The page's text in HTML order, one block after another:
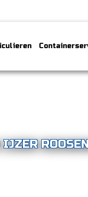
IJZER